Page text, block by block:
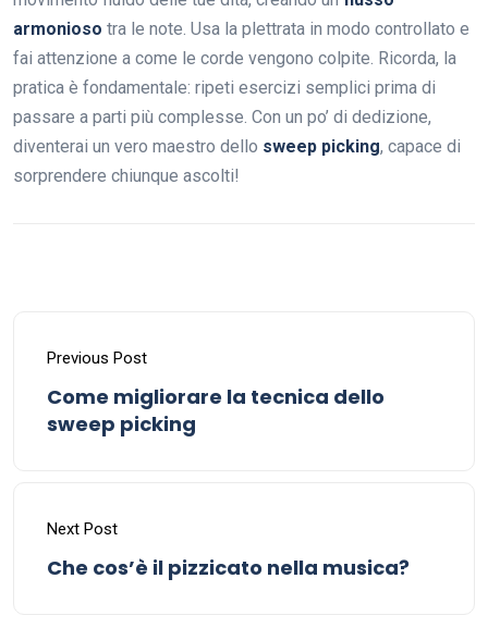
armonioso tra le note. Usa la plettrata in modo controllato e
fai attenzione a come le corde vengono colpite. Ricorda, la
pratica è fondamentale: ripeti esercizi semplici prima di
passare a parti più complesse. Con un po’ di dedizione,
diventerai un vero maestro dello sweep picking, capace di
sorprendere chiunque ascolti!
Previous Post
Come migliorare la tecnica dello
sweep picking
Next Post
Che cos’è il pizzicato nella musica?